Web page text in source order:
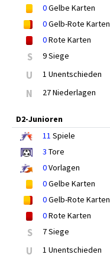
0Gelbe Karten
0Gelb-Rote Karten
0Rote Karten
S 9 Siege
U 1 Unentschieden
N 27 Niederlagen
D2-Junioren
11 Spiele
3 Tore
0Vorlagen
0Gelbe Karten
0Gelb-Rote Karten
0Rote Karten
S 7 Siege
U 1 Unentschieden